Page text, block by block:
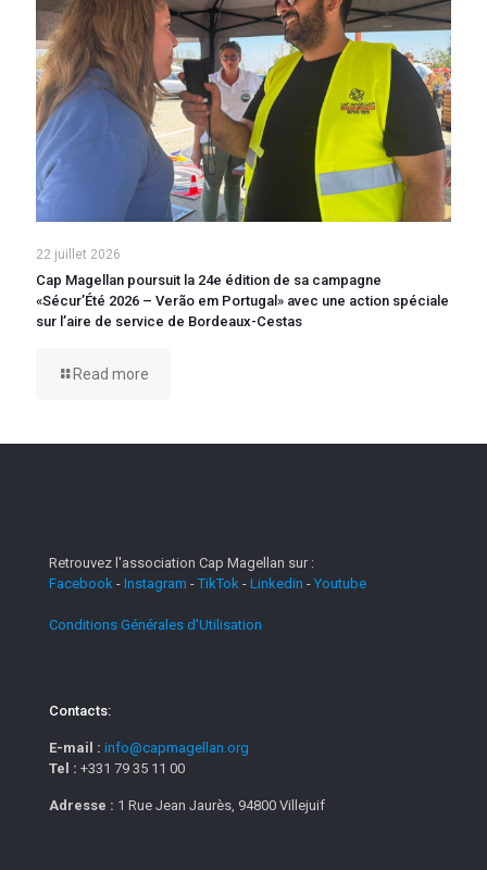
22 juillet 2026
Cap Magellan poursuit la 24e édition de sa campagne
«Sécur’Été 2026 – Verão em Portugal» avec une action spéciale
sur l’aire de service de Bordeaux-Cestas
Read more
Retrouvez l'association Cap Magellan sur :
Facebook - Instagram -TikTok - Linkedin - Youtube
Conditions Générales d'Utilisation
Contacts:
E-mail : info@capmagellan.org
Tel : +331 79 35 11 00
Adresse : 1 Rue Jean Jaurès, 94800 Villejuif